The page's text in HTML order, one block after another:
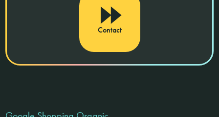
Contact